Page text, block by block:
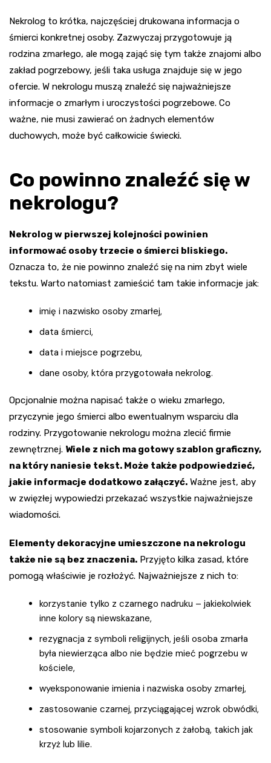
Nekrolog to krótka, najczęściej drukowana informacja o
śmierci konkretnej osoby. Zazwyczaj przygotowuje ją
rodzina zmarłego, ale mogą zająć się tym także znajomi albo
zakład pogrzebowy, jeśli taka usługa znajduje się w jego
ofercie. W nekrologu muszą znaleźć się najważniejsze
informacje o zmarłym i uroczystości pogrzebowe. Co
ważne, nie musi zawierać on żadnych elementów
duchowych, może być całkowicie świecki.
Co powinno znaleźć się w
nekrologu?
Nekrolog w pierwszej kolejności powinien
informować osoby trzecie o śmierci bliskiego.
Oznacza to, że nie powinno znaleźć się na nim zbyt wiele
tekstu. Warto natomiast zamieścić tam takie informacje jak:
imię i nazwisko osoby zmarłej,
data śmierci,
data i miejsce pogrzebu,
dane osoby, która przygotowała nekrolog.
Opcjonalnie można napisać także o wieku zmarłego,
przyczynie jego śmierci albo ewentualnym wsparciu dla
rodziny. Przygotowanie nekrologu można zlecić firmie
zewnętrznej. Wiele z nich ma gotowy szablon graficzny,
na który naniesie tekst. Może także podpowiedzieć,
jakie informacje dodatkowo załączyć. Ważne jest, aby
w zwięzłej wypowiedzi przekazać wszystkie najważniejsze
wiadomości.
Elementy dekoracyjne umieszczone na nekrologu
także nie są bez znaczenia. Przyjęto kilka zasad, które
pomogą właściwie je rozłożyć. Najważniejsze z nich to:
korzystanie tylko z czarnego nadruku – jakiekolwiek
inne kolory są niewskazane,
rezygnacja z symboli religijnych, jeśli osoba zmarła
była niewierząca albo nie będzie mieć pogrzebu w
kościele,
wyeksponowanie imienia i nazwiska osoby zmarłej,
zastosowanie czarnej, przyciągającej wzrok obwódki,
stosowanie symboli kojarzonych z żałobą, takich jak
krzyż lub lilie.